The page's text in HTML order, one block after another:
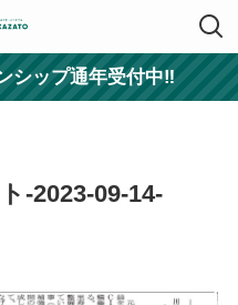
シップ通年受付中‼
-2023-09-14-